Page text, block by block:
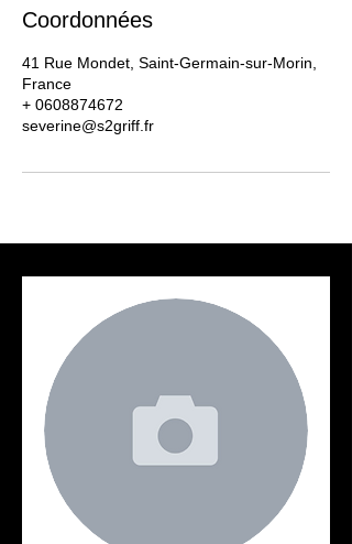
Coordonnées
41 Rue Mondet, Saint-Germain-sur-Morin,
France
+ 0608874672
severine@s2griff.fr